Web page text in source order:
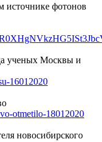
источнике фотонов
ученых Москвы и
16012020
otmetilo-18012020
новосибирского